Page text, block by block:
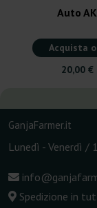
Auto AK
Acquista
20,00 €
GanjaFarmer.it
Lunedì - Venerdì /
Spedizione in